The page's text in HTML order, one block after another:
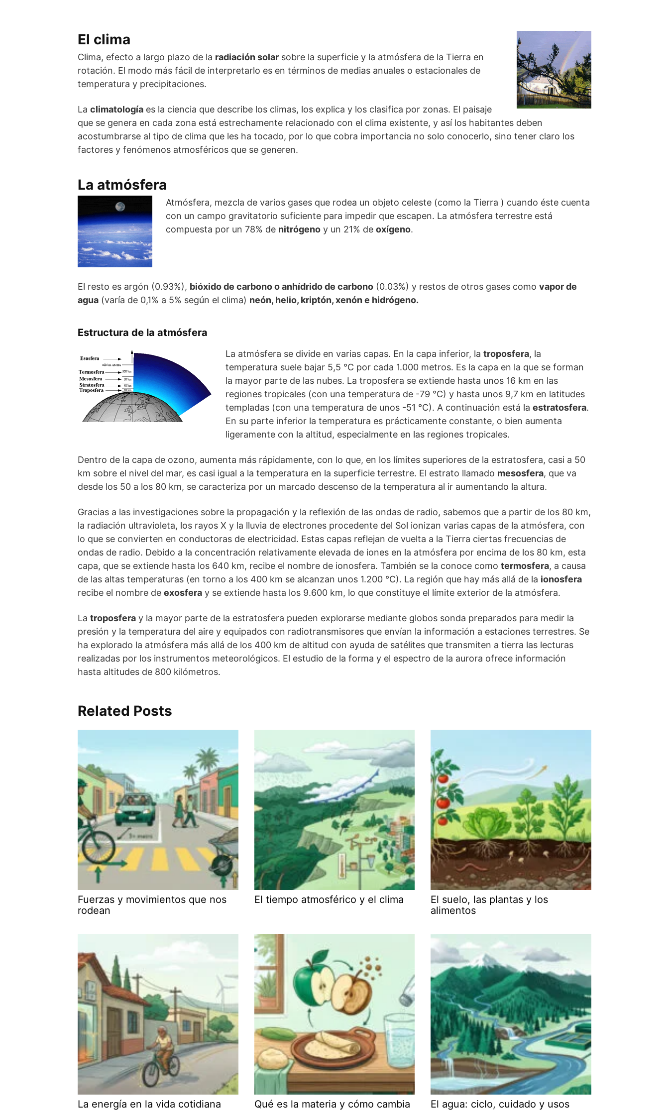
El clima
Clima, efecto a largo plazo de la radiación solar sobre la superficie y la atmósfera de la Tierra en
rotación. El modo más fácil de interpretarlo es en términos de medias anuales o estacionales de
temperatura y precipitaciones.
La climatología es la ciencia que describe los climas, los explica y los clasifica por zonas. El paisaje
que se genera en cada zona está estrechamente relacionado con el clima existente, y así los habitantes deben
acostumbrarse al tipo de clima que les ha tocado, por lo que cobra importancia no solo conocerlo, sino tener claro los
factores y fenómenos atmosféricos que se generen.
La atmósfera
Atmósfera, mezcla de varios gases que rodea un objeto celeste (como la Tierra ) cuando éste cuenta
con un campo gravitatorio suficiente para impedir que escapen. La atmósfera terrestre está
compuesta por un 78% de nitrógeno y un 21% de oxígeno.
El resto es argón (0.93%), bióxido de carbono o anhídrido de carbono (0.03%) y restos de otros gases como vapor de
agua (varía de 0,1% a 5% según el clima) neón, helio, kriptón, xenón e hidrógeno.
Estructura de la atmósfera
La atmósfera se divide en varias capas. En la capa inferior, la troposfera, la
temperatura suele bajar 5,5 °C por cada 1.000 metros. Es la capa en la que se forman
la mayor parte de las nubes. La troposfera se extiende hasta unos 16 km en las
regiones tropicales (con una temperatura de -79 °C) y hasta unos 9,7 km en latitudes
templadas (con una temperatura de unos -51 °C). A continuación está la estratosfera.
En su parte inferior la temperatura es prácticamente constante, o bien aumenta
ligeramente con la altitud, especialmente en las regiones tropicales.
Dentro de la capa de ozono, aumenta más rápidamente, con lo que, en los límites superiores de la estratosfera, casi a 50
km sobre el nivel del mar, es casi igual a la temperatura en la superficie terrestre. El estrato llamado mesosfera, que va
desde los 50 a los 80 km, se caracteriza por un marcado descenso de la temperatura al ir aumentando la altura.
Gracias a las investigaciones sobre la propagación y la reflexión de las ondas de radio, sabemos que a partir de los 80 km,
la radiación ultravioleta, los rayos X y la lluvia de electrones procedente del Sol ionizan varias capas de la atmósfera, con
lo que se convierten en conductoras de electricidad. Estas capas reflejan de vuelta a la Tierra ciertas frecuencias de
ondas de radio. Debido a la concentración relativamente elevada de iones en la atmósfera por encima de los 80 km, esta
capa, que se extiende hasta los 640 km, recibe el nombre de ionosfera. También se la conoce como termosfera, a causa
de las altas temperaturas (en torno a los 400 km se alcanzan unos 1.200 °C). La región que hay más allá de la ionosfera
recibe el nombre de exosfera y se extiende hasta los 9.600 km, lo que constituye el límite exterior de la atmósfera.
La troposfera y la mayor parte de la estratosfera pueden explorarse mediante globos sonda preparados para medir la
presión y la temperatura del aire y equipados con radiotransmisores que envían la información a estaciones terrestres. Se
ha explorado la atmósfera más allá de los 400 km de altitud con ayuda de satélites que transmiten a tierra las lecturas
realizadas por los instrumentos meteorológicos. El estudio de la forma y el espectro de la aurora ofrece información
hasta altitudes de 800 kilómetros.
Related Posts
Fuerzas y movimientos que nos
rodean
El tiempo atmosférico y el clima
El suelo, las plantas y los
alimentos
La energía en la vida cotidiana Qué es la materia y cómo cambia El agua: ciclo, cuidado y usos